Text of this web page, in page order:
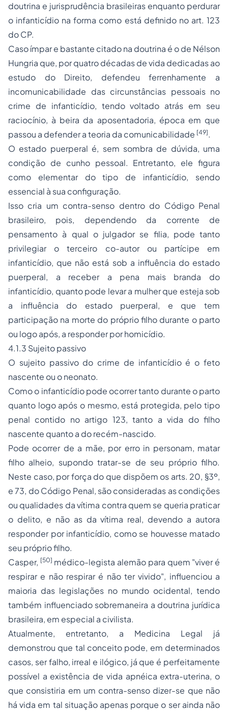
doutrina e jurisprudência brasileiras enquanto perdurar
o infanticídio na forma como está definido no art. 123
do CP.
Caso ímpar e bastante citado na doutrina é o de Nélson
Hungria que, por quatro décadas de vida dedicadas ao
estudo do Direito, defendeu ferrenhamente a
incomunicabilidade das circunstâncias pessoais no
crime de infanticídio, tendo voltado atrás em seu
raciocínio, à beira da aposentadoria, época em que
passou a defender a teoria da comunicabilidade [49].
O estado puerperal é, sem sombra de dúvida, uma
condição de cunho pessoal. Entretanto, ele figura
como elementar do tipo de infanticídio, sendo
essencial à sua configuração.
Isso cria um contra-senso dentro do Código Penal
brasileiro, pois, dependendo da corrente de
pensamento à qual o julgador se filia, pode tanto
privilegiar o terceiro co-autor ou partícipe em
infanticídio, que não está sob a influência do estado
puerperal, a receber a pena mais branda do
infanticídio, quanto pode levar a mulher que esteja sob
a influência do estado puerperal, e que tem
participação na morte do próprio filho durante o parto
ou logo após, a responder por homicídio.
4.1.3 Sujeito passivo
O sujeito passivo do crime de infanticídio é o feto
nascente ou o neonato.
Como o infanticídio pode ocorrer tanto durante o parto
quanto logo após o mesmo, está protegida, pelo tipo
penal contido no artigo 123, tanto a vida do filho
nascente quanto a do recém-nascido.
Pode ocorrer de a mãe, por erro in personam, matar
filho alheio, supondo tratar-se de seu próprio filho.
Neste caso, por força do que dispõem os arts. 20, §3º,
e 73, do Código Penal, são consideradas as condições
ou qualidades da vítima contra quem se queria praticar
o delito, e não as da vítima real, devendo a autora
responder por infanticídio, como se houvesse matado
seu próprio filho.
Casper, [50] médico-legista alemão para quem "viver é
respirar e não respirar é não ter vivido", influenciou a
maioria das legislações no mundo ocidental, tendo
também influenciado sobremaneira a doutrina jurídica
brasileira, em especial a civilista.
Atualmente, entretanto, a Medicina Legal já
demonstrou que tal conceito pode, em determinados
casos, ser falho, irreal e ilógico, já que é perfeitamente
possível a existência de vida apnéica extra-uterina, o
que consistiria em um contra-senso dizer-se que não
há vida em tal situação apenas porque o ser ainda não